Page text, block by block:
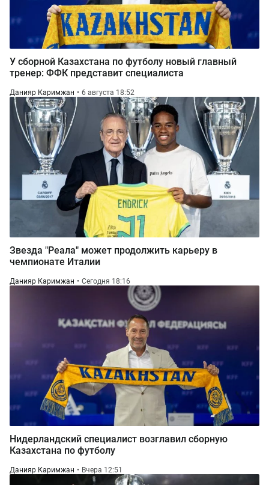
У сборной Казахстана по футболу новый главный
тренер: ФФК представит специалиста
Данияр Каримжан 6 августа 18:52
Звезда "Реала" может продолжить карьеру в
чемпионате Италии
Данияр Каримжан Сегодня 18:16
Нидерландский специалист возглавил сборную
Казахстана по футболу
Данияр Каримжан Вчера 12:51